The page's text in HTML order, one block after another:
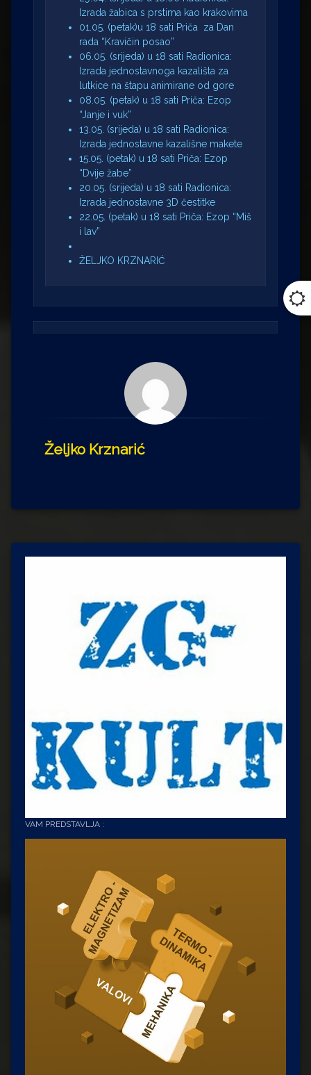
Izrada žabica s prstima kao krakovima
01.05. (petak)u 18 sati Priča za Dan
rada “Kravičin posao”
06.05. (srijeda) u 18 sati Radionica:
Izrada jednostavnoga kazališta za
lutkice na štapu animirane od gore
08.05. (petak) u 18 sati Priča: Ezop
“Janje i vuk”
13.05. (srijeda) u 18 sati Radionica:
Izrada jednostavne kazališne makete
15.05. (petak) u 18 sati Priča: Ezop
“Dvije žabe”
20.05. (srijeda) u 18 sati Radionica:
Izrada jednostavne 3D čestitke
22.05. (petak) u 18 sati Priča: Ezop “Miš
i lav”
ŽELJKO KRZNARIĆ
Željko Krznarić
VAM PREDSTAVLJA :